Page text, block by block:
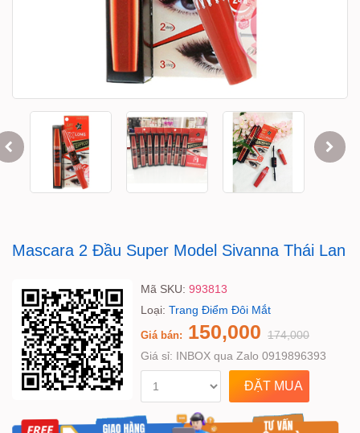
Mascara 2 Đầu Super Model Sivanna Thái Lan
Mã SKU: 993813
Loại: Trang Điểm Đôi Mắt
Giá bán: 150,000 174,000
Giá sỉ: INBOX qua Zalo 0919896393